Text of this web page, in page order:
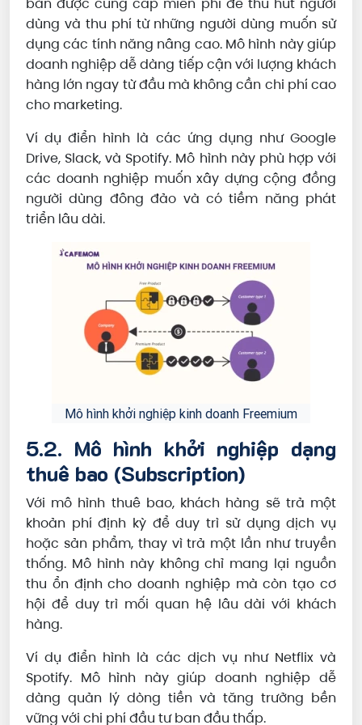
bản được cung cấp miễn phí để thu hút người
dùng và thu phí từ những người dùng muốn sử
dụng các tính năng nâng cao. Mô hình này giúp
doanh nghiệp dễ dàng tiếp cận với lượng khách
hàng lớn ngay từ đầu mà không cần chi phí cao
cho marketing.
Ví dụ điển hình là các ứng dụng như Google
Drive, Slack, và Spotify. Mô hình này phù hợp với
các doanh nghiệp muốn xây dựng cộng đồng
người dùng đông đảo và có tiềm năng phát
triển lâu dài.
Mô hình khởi nghiệp kinh doanh Freemium
5.2. Mô hình khởi nghiệp dạng
thuê bao (Subscription)
Với mô hình thuê bao, khách hàng sẽ trả một
khoản phí định kỳ để duy trì sử dụng dịch vụ
hoặc sản phẩm, thay vì trả một lần như truyền
thống. Mô hình này không chỉ mang lại nguồn
thu ổn định cho doanh nghiệp mà còn tạo cơ
hội để duy trì mối quan hệ lâu dài với khách
hàng.
Ví dụ điển hình là các dịch vụ như Netflix và
Spotify. Mô hình này giúp doanh nghiệp dễ
dàng quản lý dòng tiền và tăng trưởng bền
vững với chi phí đầu tư ban đầu thấp.